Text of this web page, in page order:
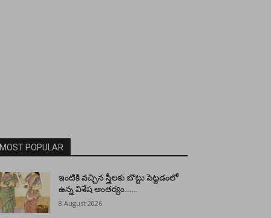
MOST POPULAR
ఇంటికి వచ్చిన స్త్రీలకు బొట్టు పెట్టడంలో
ఉన్న విశేష ఆంతర్యం…….
8 August 2026